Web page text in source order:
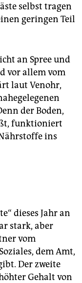
selbst tragen
geringen Teil
an Spree und
vor allem vom
laut Venohr,
der Boden,
funktioniert
ins
dieses Jahr an
stark, aber
vom
dem Amt,
Der zweite
Gehalt von